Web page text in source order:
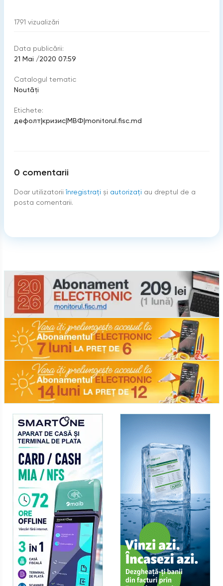
1791 vizualizări
Data publicării:
21 Mai /2020 07:59
Catalogul tematic
Noutăți
Etichete:
дефолт|кризис|МВФ|monitorul.fisc.md
0 comentarii
Doar utilizatorii înregistraţi şi autorizați au dreptul de a
posta comentarii.